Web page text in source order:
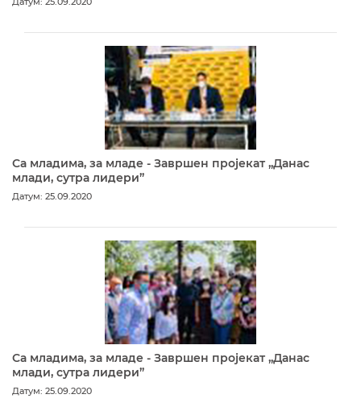
Са младима, за младе - Завршен пројекат „Данас
млади, сутра лидери”
Датум: 25.09.2020
Са младима, за младе - Завршен пројекат „Данас
млади, сутра лидери”
Датум: 25.09.2020